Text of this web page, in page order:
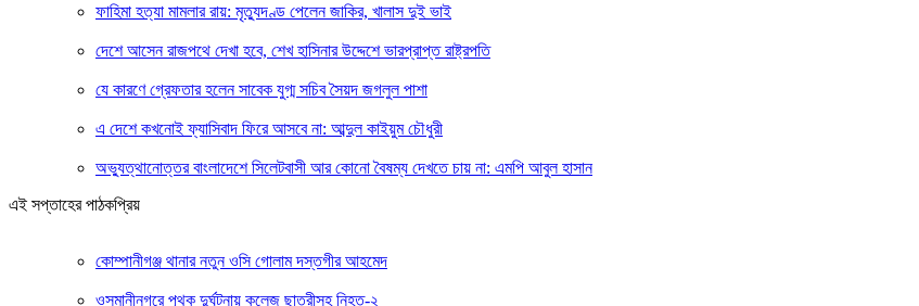
ফাহিমা হত্যা মামলার রায়: মৃত্যুদণ্ড পেলেন জাকির, খালাস দুই ভাই
দেশে আসেন রাজপথে দেখা হবে, শেখ হাসিনার উদ্দেশে ভারপ্রাপ্ত রাষ্ট্রপতি
যে কারণে গ্রেফতার হলেন সাবেক যুগ্ম সচিব সৈয়দ জগলুল পাশা
এ দেশে কখনোই ফ্যাসিবাদ ফিরে আসবে না: আব্দুল কাইয়ুম চৌধুরী
অভ্যুত্থানোত্তর বাংলাদেশে সিলেটবাসী আর কোনো বৈষম্য দেখতে চায় না: এমপি আবুল হাসান
এই সপ্তাহের পাঠকপ্রিয়
কোম্পানীগঞ্জ থানার নতুন ওসি গোলাম দস্তগীর আহমেদ
ওসমানীনগরে পৃথক দুর্ঘটনায় কলেজ ছাত্রীসহ নিহত-২